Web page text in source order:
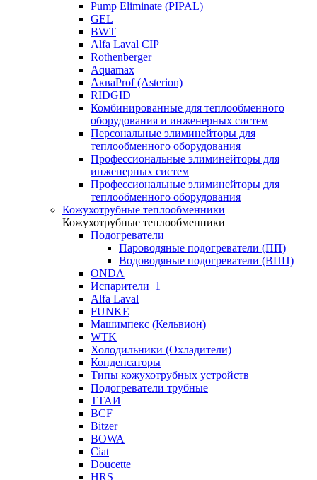
Pump Eliminate (PIPAL)
GEL
BWT
Alfa Laval CIP
Rothenberger
Aquamax
АкваProf (Asterion)
RIDGID
Комбинированные для теплообменного
оборудования и инженерных систем
Персональные элиминейторы для
теплообменного оборудования
Профессиональные элиминейторы для
инженерных систем
Профессиональные элиминейторы для
теплообменного оборудования
Кожухотрубные теплообменники
Кожухотрубные теплообменники
Подогреватели
Пароводяные подогреватели (ПП)
Водоводяные подогреватели (ВПП)
ONDA
Испарители_1
Alfa Laval
FUNKE
Машимпекс (Кельвион)
WTK
Холодильники (Охладители)
Конденсаторы
Типы кожухотрубных устройств
Подогреватели трубные
ТТАИ
BCF
Bitzer
BOWA
Ciat
Doucette
HRS